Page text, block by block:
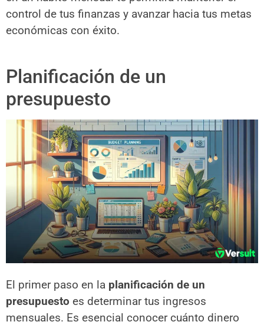
control de tus finanzas y avanzar hacia tus metas
económicas con éxito.
Planificación de un
presupuesto
El primer paso en la planificación de un
presupuesto es determinar tus ingresos
mensuales. Es esencial conocer cuánto dinero